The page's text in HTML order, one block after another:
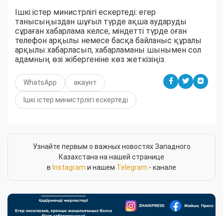
Ішкі істер министрлігі ескертеді: егер
танысыңыздан шұғыл түрде ақша аударуды
сұраған хабарлама келсе, міндетті түрде оған
телефон арқылы немесе басқа байланыс құралы
арқылы хабарласып, хабарламаны шынымен сол
адамның өзі жібергеніне көз жеткізіңіз.
WhatsApp акаунт
Ішкі істер министрлігі ескертеді
Узнайте первым о важных новостях Западного
Казахстана на нашей странице
в Instagram и нашем Telegram - канале